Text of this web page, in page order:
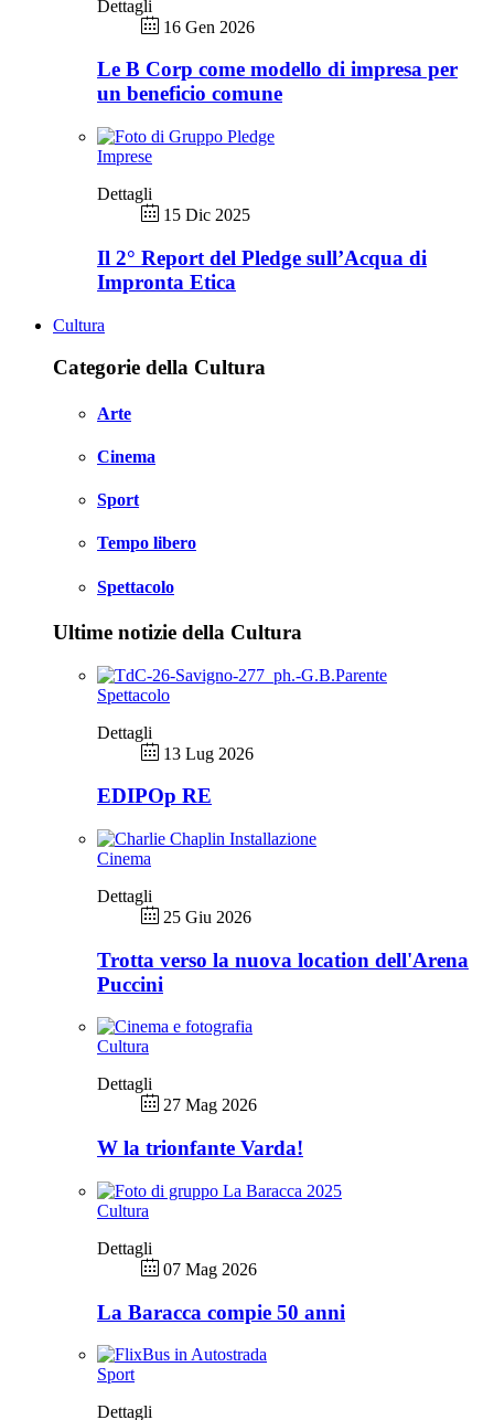
Dettagli
16 Gen 2026
Le B Corp come modello di impresa per
un beneficio comune
Imprese
Dettagli
15 Dic 2025
Il 2° Report del Pledge sull’Acqua di
Impronta Etica
Cultura
Categorie della Cultura
Arte
Cinema
Sport
Tempo libero
Spettacolo
Ultime notizie della Cultura
Spettacolo
Dettagli
13 Lug 2026
EDIPOp RE
Cinema
Dettagli
25 Giu 2026
Trotta verso la nuova location dell'Arena
Puccini
Cultura
Dettagli
27 Mag 2026
W la trionfante Varda!
Cultura
Dettagli
07 Mag 2026
La Baracca compie 50 anni
Sport
Dettagli